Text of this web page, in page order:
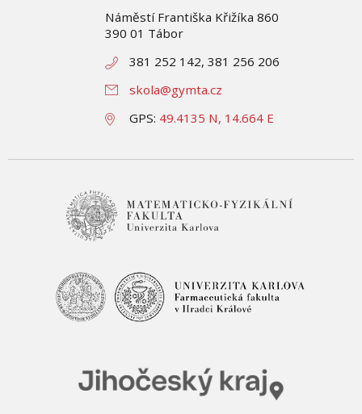
Náměstí Františka Křižíka 860
390 01 Tábor
381 252 142, 381 256 206
skola@gymta.cz
GPS: 49.4135 N, 14.664 E